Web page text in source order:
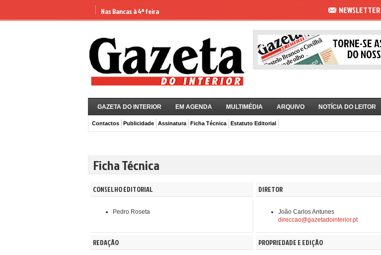
Nas Bancas à 4ª feira NEWSLETTER
GAZETA DO INTERIOR EM AGENDA MULTIMÉDIA ARQUIVO NOTÍCIA DO LEITOR
Contactos Publicidade Assinatura Ficha Técnica Estatuto Editorial
Ficha Técnica
CONSELHO EDITORIAL DIRETOR
Pedro Roseta
João Carlos Antunes
direccao@gazetadointerior.pt
REDAÇÃO PROPRIEDADE E EDIÇÃO